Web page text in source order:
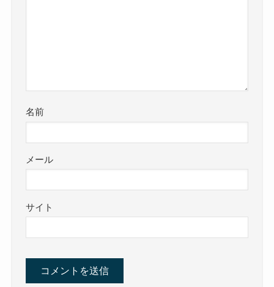
名前
メール
サイト